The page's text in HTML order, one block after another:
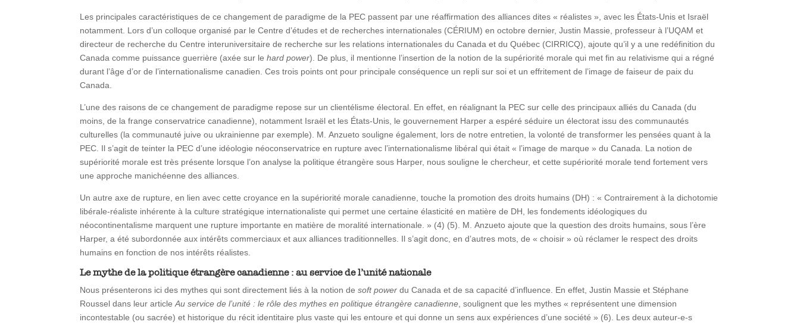
Les principales caractéristiques de ce changement de paradigme de la PEC passent par une réaffirmation des alliances dites « réalistes », avec les États-Unis et Israël
notamment. Lors d’un colloque organisé par le Centre d’études et de recherches internationales (CÉRIUM) en octobre dernier, Justin Massie, professeur à l’UQAM et
directeur de recherche du Centre interuniversitaire de recherche sur les relations internationales du Canada et du Québec (CIRRICQ), ajoute qu’il y a une redéfinition du
Canada comme puissance guerrière (axée sur lehard power). De plus, il mentionne l’insertion de la notion de la supériorité morale qui met fin au relativisme qui a régné
durant l’âge d’or de l’internationalisme canadien. Ces trois points ont pour principale conséquence un repli sur soi et un effritement de l’image de faiseur de paix du
Canada.
L’une des raisons de ce changement de paradigme repose sur un clientélisme électoral. En effet, en réalignant la PEC sur celle des principaux alliés du Canada (du
moins, de la frange conservatrice canadienne), notamment Israël et les États-Unis, le gouvernement Harper a espéré séduire un électorat issu des communautés
culturelles (la communauté juive ou ukrainienne par exemple). M. Anzueto souligne également, lors de notre entretien, la volonté de transformer les pensées quant à la
PEC. Il s’agit de teinter la PEC d’une idéologie néoconservatrice en rupture avec l’internationalisme libéral qui était « l’image de marque » du Canada. La notion de
supériorité morale est très présente lorsque l’on analyse la politique étrangère sous Harper, nous souligne le chercheur, et cette supériorité morale tend fortement vers
une approche manichéenne des alliances.
Un autre axe de rupture, en lien avec cette croyance en la supériorité morale canadienne, touche la promotion des droits humains (DH) : « Contrairement à la dichotomie
libérale-réaliste inhérente à la culture stratégique internationaliste qui permet une certaine élasticité en matière de DH, les fondements idéologiques du
néocontinentalisme marquent une rupture importante en matière de moralité internationale. » (4) (5). M. Anzueto ajoute que la question des droits humains, sous l’ère
Harper, a été subordonnée aux intérêts commerciaux et aux alliances traditionnelles. Il s’agit donc, en d’autres mots, de « choisir » où réclamer le respect des droits
humains en fonction de nos intérêts réalistes.
Le mythe de la politique étrangère canadienne : au service de l’unité nationale
Nous présenterons ici des mythes qui sont directement liés à la notion desoft power du Canada et de sa capacité d’influence. En effet, Justin Massie et Stéphane
Roussel dans leur articleAu service de l’unité : le rôle des mythes en politique étrangère canadienne , soulignent que les mythes « représentent une dimension
incontestable (ou sacrée) et historique du récit identitaire plus vaste qui les entoure et qui donne un sens aux expériences d’une société » (6). Les deux auteur-e-s